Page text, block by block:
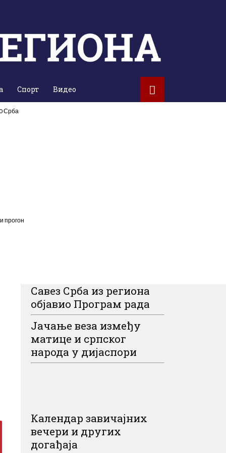
Спорт Видео
Срба
прогон
Савез Срба из региона
објавио Програм рада
Јачање веза између
матице и српског
народа у дијаспори
Календар завичајних
вечери и других
догађаја